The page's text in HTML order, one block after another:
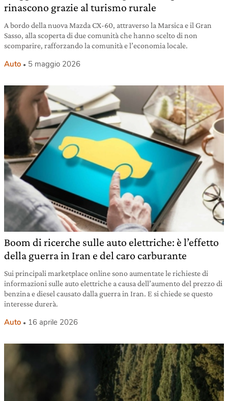
rinascono grazie al turismo rurale
A bordo della nuova Mazda CX-60, attraverso la Marsica e il Gran
Sasso, alla scoperta di due comunità che hanno scelto di non
scomparire, rafforzando la comunità e l’economia locale.
Auto 5 maggio 2026
Boom di ricerche sulle auto elettriche: è l’effetto
della guerra in Iran e del caro carburante
Sui principali marketplace online sono aumentate le richieste di
informazioni sulle auto elettriche a causa dell’aumento del prezzo di
benzina e diesel causato dalla guerra in Iran. E si chiede se questo
interesse durerà.
Auto 16 aprile 2026